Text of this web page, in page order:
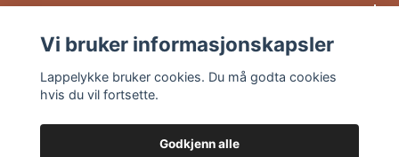
Vi bruker informasjonskapsler
Lappelykke bruker cookies. Du må godta cookies
hvis du vil fortsette.
Godkjenn alle